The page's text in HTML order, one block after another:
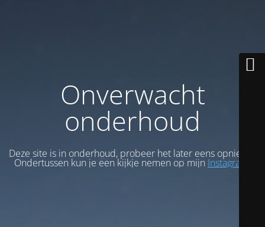
Onverwacht
onderhoud
Deze site is in onderhoud, probeer het later eens opnieuw.
Ondertussen kun je een kijkje nemen op mijn Instagram